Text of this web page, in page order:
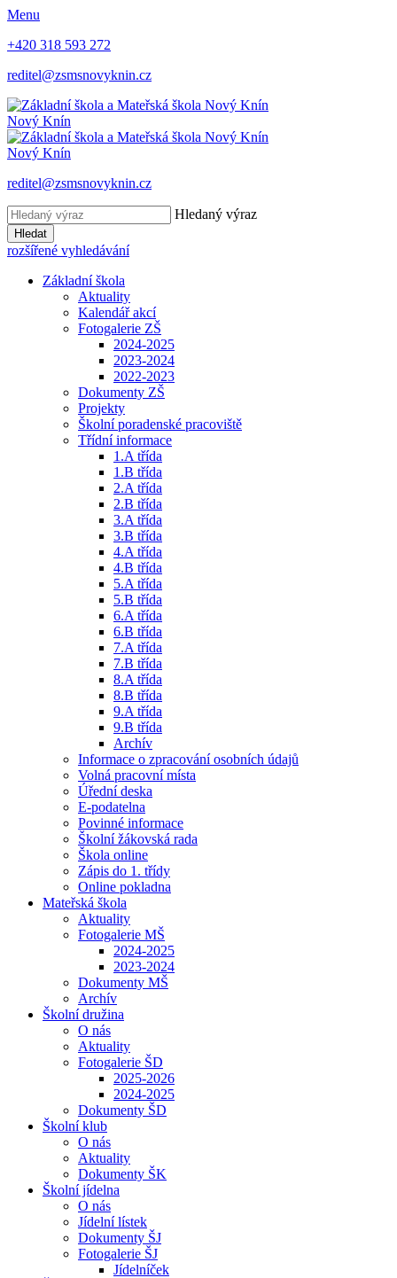
Menu
+420 318 593 272
reditel@zsmsnovyknin.cz
Nový Knín
Nový Knín
reditel@zsmsnovyknin.cz
Hledaný výraz
Hledat
rozšířené vyhledávání
Základní škola
Aktuality
Kalendář akcí
Fotogalerie ZŠ
2024-2025
2023-2024
2022-2023
Dokumenty ZŠ
Projekty
Školní poradenské pracoviště
Třídní informace
1.A třída
1.B třída
2.A třída
2.B třída
3.A třída
3.B třída
4.A třída
4.B třída
5.A třída
5.B třída
6.A třída
6.B třída
7.A třída
7.B třída
8.A třída
8.B třída
9.A třída
9.B třída
Archív
Informace o zpracování osobních údajů
Volná pracovní místa
Úřední deska
E-podatelna
Povinné informace
Školní žákovská rada
Škola online
Zápis do 1. třídy
Online pokladna
Mateřská škola
Aktuality
Fotogalerie MŠ
2024-2025
2023-2024
Dokumenty MŠ
Archív
Školní družina
O nás
Aktuality
Fotogalerie ŠD
2025-2026
2024-2025
Dokumenty ŠD
Školní klub
O nás
Aktuality
Dokumenty ŠK
Školní jídelna
O nás
Jídelní lístek
Dokumenty ŠJ
Fotogalerie ŠJ
Jídelníček